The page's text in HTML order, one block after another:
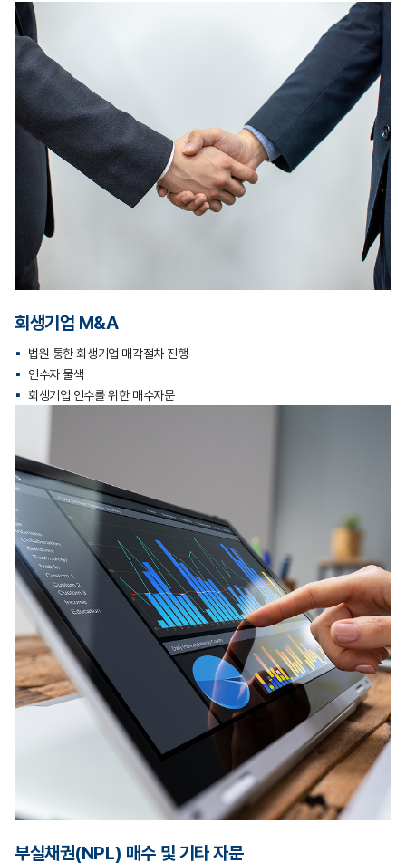
회생기업 M&A
법원 통한 회생기업 매각절차 진행
인수자 물색
회생기업 인수를 위한 매수자문
부실채권(NPL) 매수 및 기타 자문